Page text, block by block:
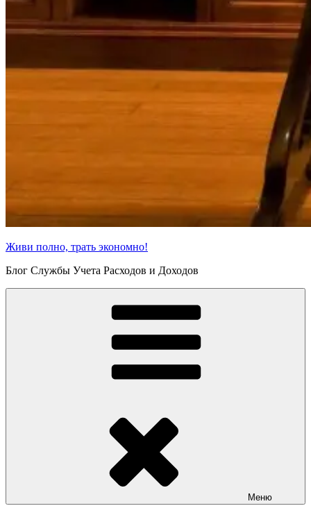
Живи полно, трать экономно!
Блог Службы Учета Расходов и Доходов
Меню